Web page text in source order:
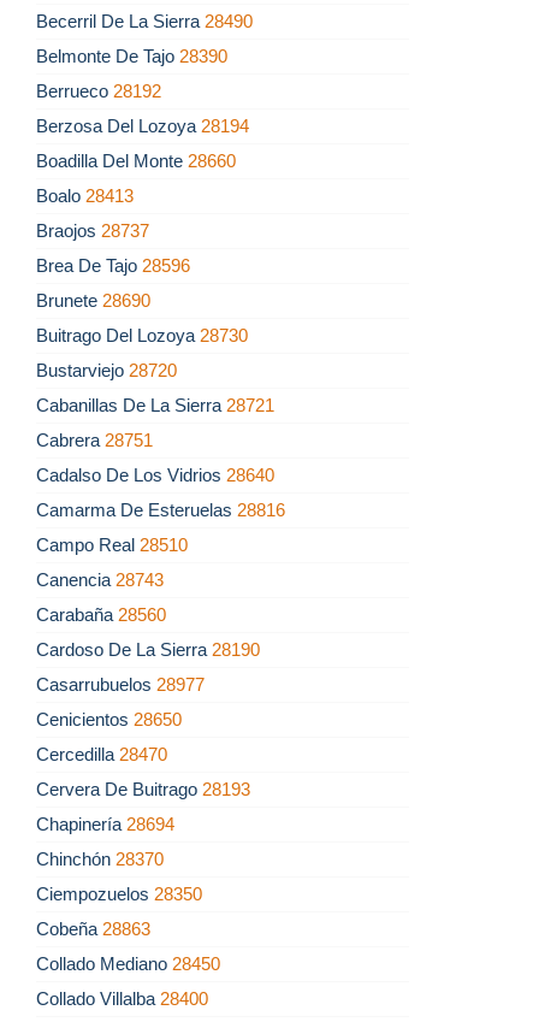
Becerril De La Sierra 28490
Belmonte De Tajo 28390
Berrueco 28192
Berzosa Del Lozoya 28194
Boadilla Del Monte 28660
Boalo 28413
Braojos 28737
Brea De Tajo 28596
Brunete 28690
Buitrago Del Lozoya 28730
Bustarviejo 28720
Cabanillas De La Sierra 28721
Cabrera 28751
Cadalso De Los Vidrios 28640
Camarma De Esteruelas 28816
Campo Real 28510
Canencia 28743
Carabaña 28560
Cardoso De La Sierra 28190
Casarrubuelos 28977
Cenicientos 28650
Cercedilla 28470
Cervera De Buitrago 28193
Chapinería 28694
Chinchón 28370
Ciempozuelos 28350
Cobeña 28863
Collado Mediano 28450
Collado Villalba 28400